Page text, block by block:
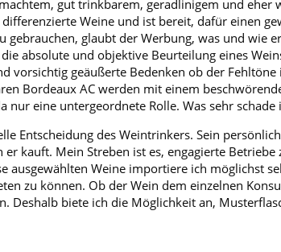
gut trinkbarem, geradlinigem und eher
Weine und ist bereit, dafür einen
glaubt der Werbung, was und wie
absolute und objektive Beurteilung eines
vorsichtig geäußerte Bedenken ob der
Bordeaux AC werden mit einem
nur eine untergeordnete Rolle. Was sehr schade
Entscheidung des Weintrinkers. Sein
kauft. Mein Streben ist es, engagierte
ausgewählten Weine importiere ich möglichst
zu können. Ob der Wein dem einzelnen
Deshalb biete ich die Möglichkeit an,